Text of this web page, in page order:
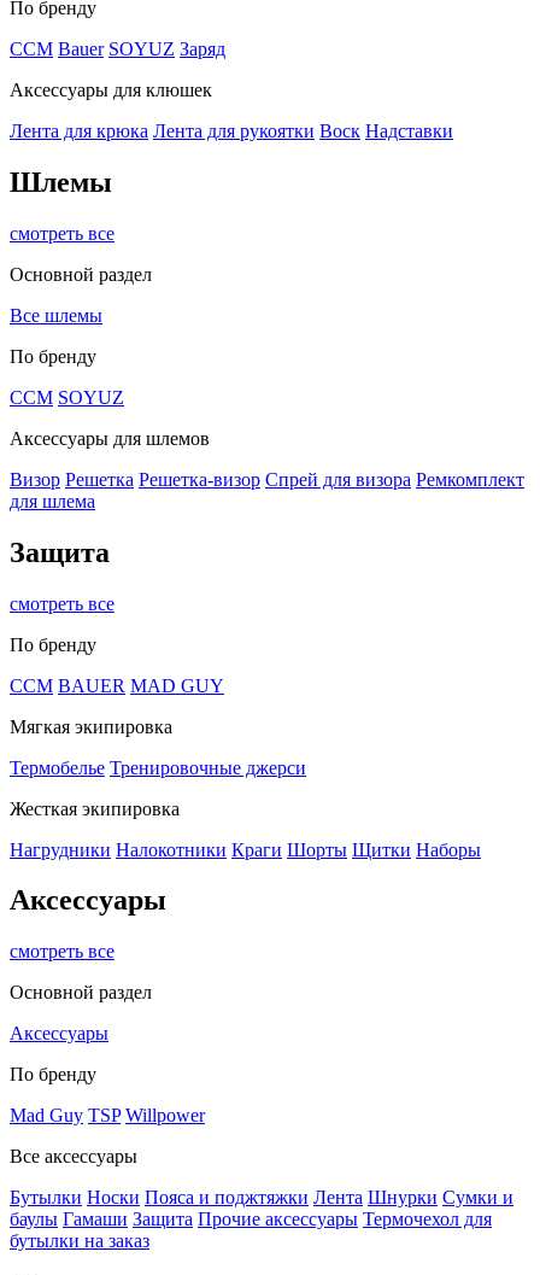
По бренду
CCM Bauer SOYUZ Заряд
Аксессуары для клюшек
Лента для крюка Лента для рукоятки Воск Надставки
Шлемы
смотреть все
Основной раздел
Все шлемы
По бренду
CCM SOYUZ
Аксессуары для шлемов
Визор Решетка Решетка-визор Спрей для визора Ремкомплект
для шлема
Защита
смотреть все
По бренду
CCM BAUER MAD GUY
Мягкая экипировка
Термобелье Тренировочные джерси
Жесткая экипировка
Нагрудники Налокотники Краги Шорты Щитки Наборы
Аксессуары
смотреть все
Основной раздел
Аксессуары
По бренду
Mad Guy TSP Willpower
Все аксессуары
Бутылки Носки Пояса и поджтяжки Лента Шнурки Сумки и
баулы Гамаши Защита Прочие аксессуары Термочехол для
бутылки на заказ